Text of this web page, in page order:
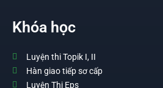
Khóa học
Luyện thi Topik I, II
Hàn giao tiếp sơ cấp
Luyện Thi Eps